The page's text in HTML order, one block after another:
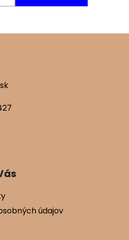
údajov